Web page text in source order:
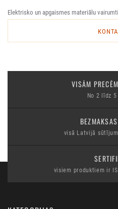
Elektrisko un apgaismes materiālu
VISĀM
No 2 līdz
visā Latvijā
visiem produktiem ir